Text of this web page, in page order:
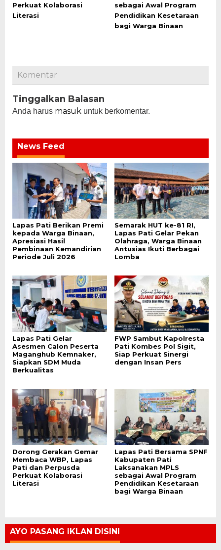
Perkuat Kolaborasi
Literasi
sebagai Awal Program
Pendidikan Kesetaraan
bagi Warga Binaan
Komentar
Tinggalkan Balasan
Anda harus masuk untuk berkomentar.
News Feed
Lapas Pati Berikan Premi
kepada Warga Binaan,
Apresiasi Hasil
Pembinaan Kemandirian
Periode Juli 2026
Semarak HUT ke-81 RI,
Lapas Pati Gelar Pekan
Olahraga, Warga Binaan
Antusias Ikuti Berbagai
Lomba
Lapas Pati Gelar
Asesmen Calon Peserta
Maganghub Kemnaker,
Siapkan SDM Muda
Berkualitas
FWP Sambut Kapolresta
Pati Kombes Pol Sigit,
Siap Perkuat Sinergi
dengan Insan Pers
Dorong Gerakan Gemar
Membaca WBP, Lapas
Pati dan Perpusda
Perkuat Kolaborasi
Literasi
Lapas Pati Bersama SPNF
Kabupaten Pati
Laksanakan MPLS
sebagai Awal Program
Pendidikan Kesetaraan
bagi Warga Binaan
AYO PASANG IKLAN DISINI